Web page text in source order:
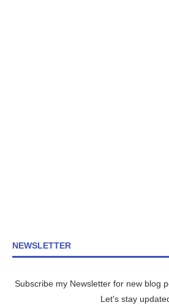
NEWSLETTER
Subscribe my Newsletter for new blog
Let's stay